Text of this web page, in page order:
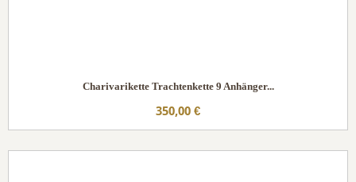
Charivarikette Trachtenkette 9 Anhänger...
350,00 €